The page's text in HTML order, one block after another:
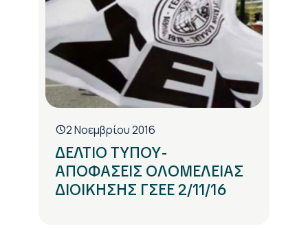
2 Νοεμβρίου 2016
ΔΕΛΤΙΟ ΤΥΠΟΥ-
ΑΠΟΦΑΣΕΙΣ ΟΛΟΜΕΛΕΙΑΣ
ΔΙΟΙΚΗΣΗΣ ΓΣΕΕ 2/11/16